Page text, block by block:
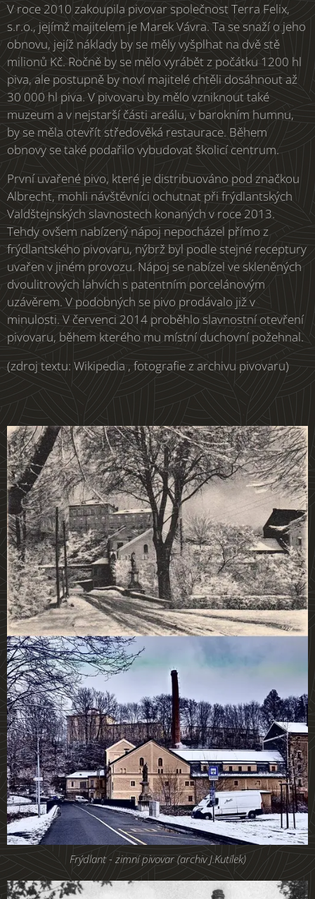
V roce 2010 zakoupila pivovar společnost Terra Felix,
s.r.o., jejímž majitelem je Marek Vávra. Ta se snaží o jeho
obnovu, jejíž náklady by se měly vyšplhat na dvě stě
milionů Kč. Ročně by se mělo vyrábět z počátku 1200 hl
piva, ale postupně by noví majitelé chtěli dosáhnout až
30 000 hl piva. V pivovaru by mělo vzniknout také
muzeum a v nejstarší části areálu, v barokním humnu,
by se měla otevřít středověká restaurace. Během
obnovy se také podařilo vybudovat školicí centrum.
První uvařené pivo, které je distribuováno pod značkou
Albrecht, mohli návštěvníci ochutnat při frýdlantských
Valdštejnských slavnostech konaných v roce 2013.
Tehdy ovšem nabízený nápoj nepocházel přímo z
frýdlantského pivovaru, nýbrž byl podle stejné receptury
uvařen v jiném provozu. Nápoj se nabízel ve skleněných
dvoulitrových lahvích s patentním porcelánovým
uzávěrem. V podobných se pivo prodávalo již v
minulosti. V červenci 2014 proběhlo slavnostní otevření
pivovaru, během kterého mu místní duchovní požehnal.
(zdroj textu: Wikipedia , fotografie z archivu pivovaru)
Frýdlant - zimní pivovar (archiv J.Kutílek)